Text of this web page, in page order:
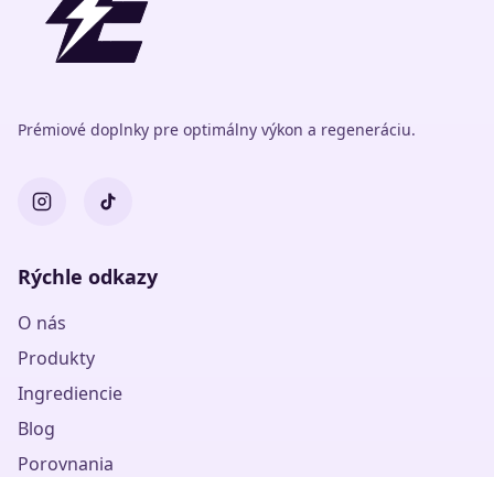
Prémiové doplnky pre optimálny výkon a regeneráciu.
Rýchle odkazy
O nás
Produkty
Ingrediencie
Blog
Porovnania